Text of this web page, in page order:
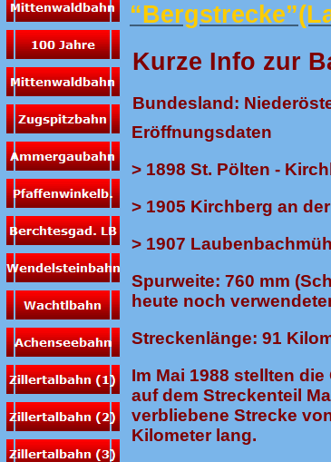
Kurze Info zur
Bundesland:
Eröffnungsdaten
> 1898 St. Pölten -
> 1905 Kirchberg an
> 1907
Spurweite: 760 mm
heute noch
Streckenlänge: 91
Im Mai 1988 stellten
auf dem Streckenteil
verbliebene Strecke
Kilometer lang.